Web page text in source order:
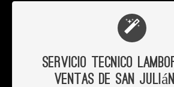
Servicio Tecnico
Ventas de San